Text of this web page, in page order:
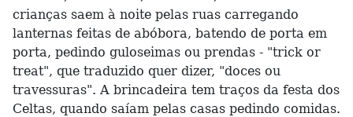
crianças saem à noite pelas ruas carregando
lanternas feitas de abóbora, batendo de porta em
porta, pedindo guloseimas ou prendas - "trick or
treat", que traduzido quer dizer, "doces ou
travessuras". A brincadeira tem traços da festa dos
Celtas, quando saíam pelas casas pedindo comidas.